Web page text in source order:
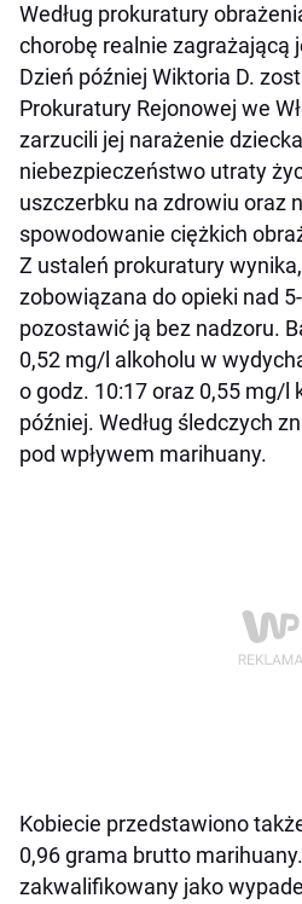
Według prokuratury
chorobę realnie zagrażającą
Dzień później Wiktoria D.
Prokuratury Rejonowej we
zarzucili jej narażenie
niebezpieczeństwo utraty
uszczerbku na zdrowiu oraz
spowodowanie ciężkich
Z ustaleń prokuratury
zobowiązana do opieki nad
pozostawić ją bez nadzoru.
0,52 mg/l alkoholu w
o godz. 10:17 oraz 0,55 mg/l
później. Według śledczych
pod wpływem marihuany.
Kobiecie przedstawiono
0,96 grama brutto
zakwalifikowany jako